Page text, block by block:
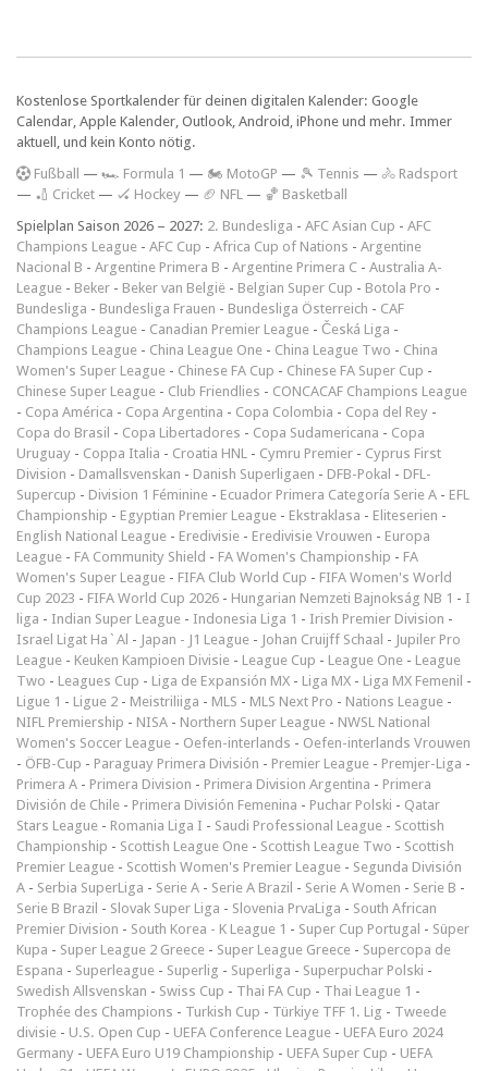
Kostenlose Sportkalender für deinen digitalen Kalender: Google
Calendar, Apple Kalender, Outlook, Android, iPhone und mehr. Immer
aktuell, und kein Konto nötig.
Fußball — 🏎️ Formula 1 — 🏍 MotoGP — 🎾 Tennis — 🚴 Radsport
— 🏏 Cricket — 🏑 Hockey — 🏈 NFL — 🏀 Basketball
Spielplan Saison 2026 – 2027: 2. Bundesliga - AFC Asian Cup - AFC
Champions League - AFC Cup - Africa Cup of Nations - Argentine
Nacional B - Argentine Primera B - Argentine Primera C - Australia A-
League - Beker - Beker van België - Belgian Super Cup - Botola Pro -
Bundesliga - Bundesliga Frauen - Bundesliga Österreich - CAF
Champions League - Canadian Premier League - Česká Liga -
Champions League - China League One - China League Two - China
Women's Super League - Chinese FA Cup - Chinese FA Super Cup -
Chinese Super League - Club Friendlies - CONCACAF Champions League
- Copa América - Copa Argentina - Copa Colombia - Copa del Rey -
Copa do Brasil - Copa Libertadores - Copa Sudamericana - Copa
Uruguay - Coppa Italia - Croatia HNL - Cymru Premier - Cyprus First
Division - Damallsvenskan - Danish Superligaen - DFB-Pokal - DFL-
Supercup - Division 1 Féminine - Ecuador Primera Categoría Serie A - EFL
Championship - Egyptian Premier League - Ekstraklasa - Eliteserien -
English National League - Eredivisie - Eredivisie Vrouwen - Europa
League - FA Community Shield - FA Women's Championship - FA
Women's Super League - FIFA Club World Cup - FIFA Women's World
Cup 2023 - FIFA World Cup 2026 - Hungarian Nemzeti Bajnokság NB 1 - I
liga - Indian Super League - Indonesia Liga 1 - Irish Premier Division -
Israel Ligat Ha`Al - Japan - J1 League - Johan Cruijff Schaal - Jupiler Pro
League - Keuken Kampioen Divisie - League Cup - League One - League
Two - Leagues Cup - Liga de Expansión MX - Liga MX - Liga MX Femenil -
Ligue 1 - Ligue 2 - Meistriliiga - MLS - MLS Next Pro - Nations League -
NIFL Premiership - NISA - Northern Super League - NWSL National
Women's Soccer League - Oefen-interlands - Oefen-interlands Vrouwen
- ÖFB-Cup - Paraguay Primera División - Premier League - Premjer-Liga -
Primera A - Primera Division - Primera Division Argentina - Primera
División de Chile - Primera División Femenina - Puchar Polski - Qatar
Stars League - Romania Liga I - Saudi Professional League - Scottish
Championship - Scottish League One - Scottish League Two - Scottish
Premier League - Scottish Women's Premier League - Segunda División
A - Serbia SuperLiga - Serie A - Serie A Brazil - Serie A Women - Serie B -
Serie B Brazil - Slovak Super Liga - Slovenia PrvaLiga - South African
Premier Division - South Korea - K League 1 - Super Cup Portugal - Süper
Kupa - Super League 2 Greece - Super League Greece - Supercopa de
Espana - Superleague - Superlig - Superliga - Superpuchar Polski -
Swedish Allsvenskan - Swiss Cup - Thai FA Cup - Thai League 1 -
Trophée des Champions - Turkish Cup - Türkiye TFF 1. Lig - Tweede
divisie - U.S. Open Cup - UEFA Conference League - UEFA Euro 2024
Germany - UEFA Euro U19 Championship - UEFA Super Cup - UEFA